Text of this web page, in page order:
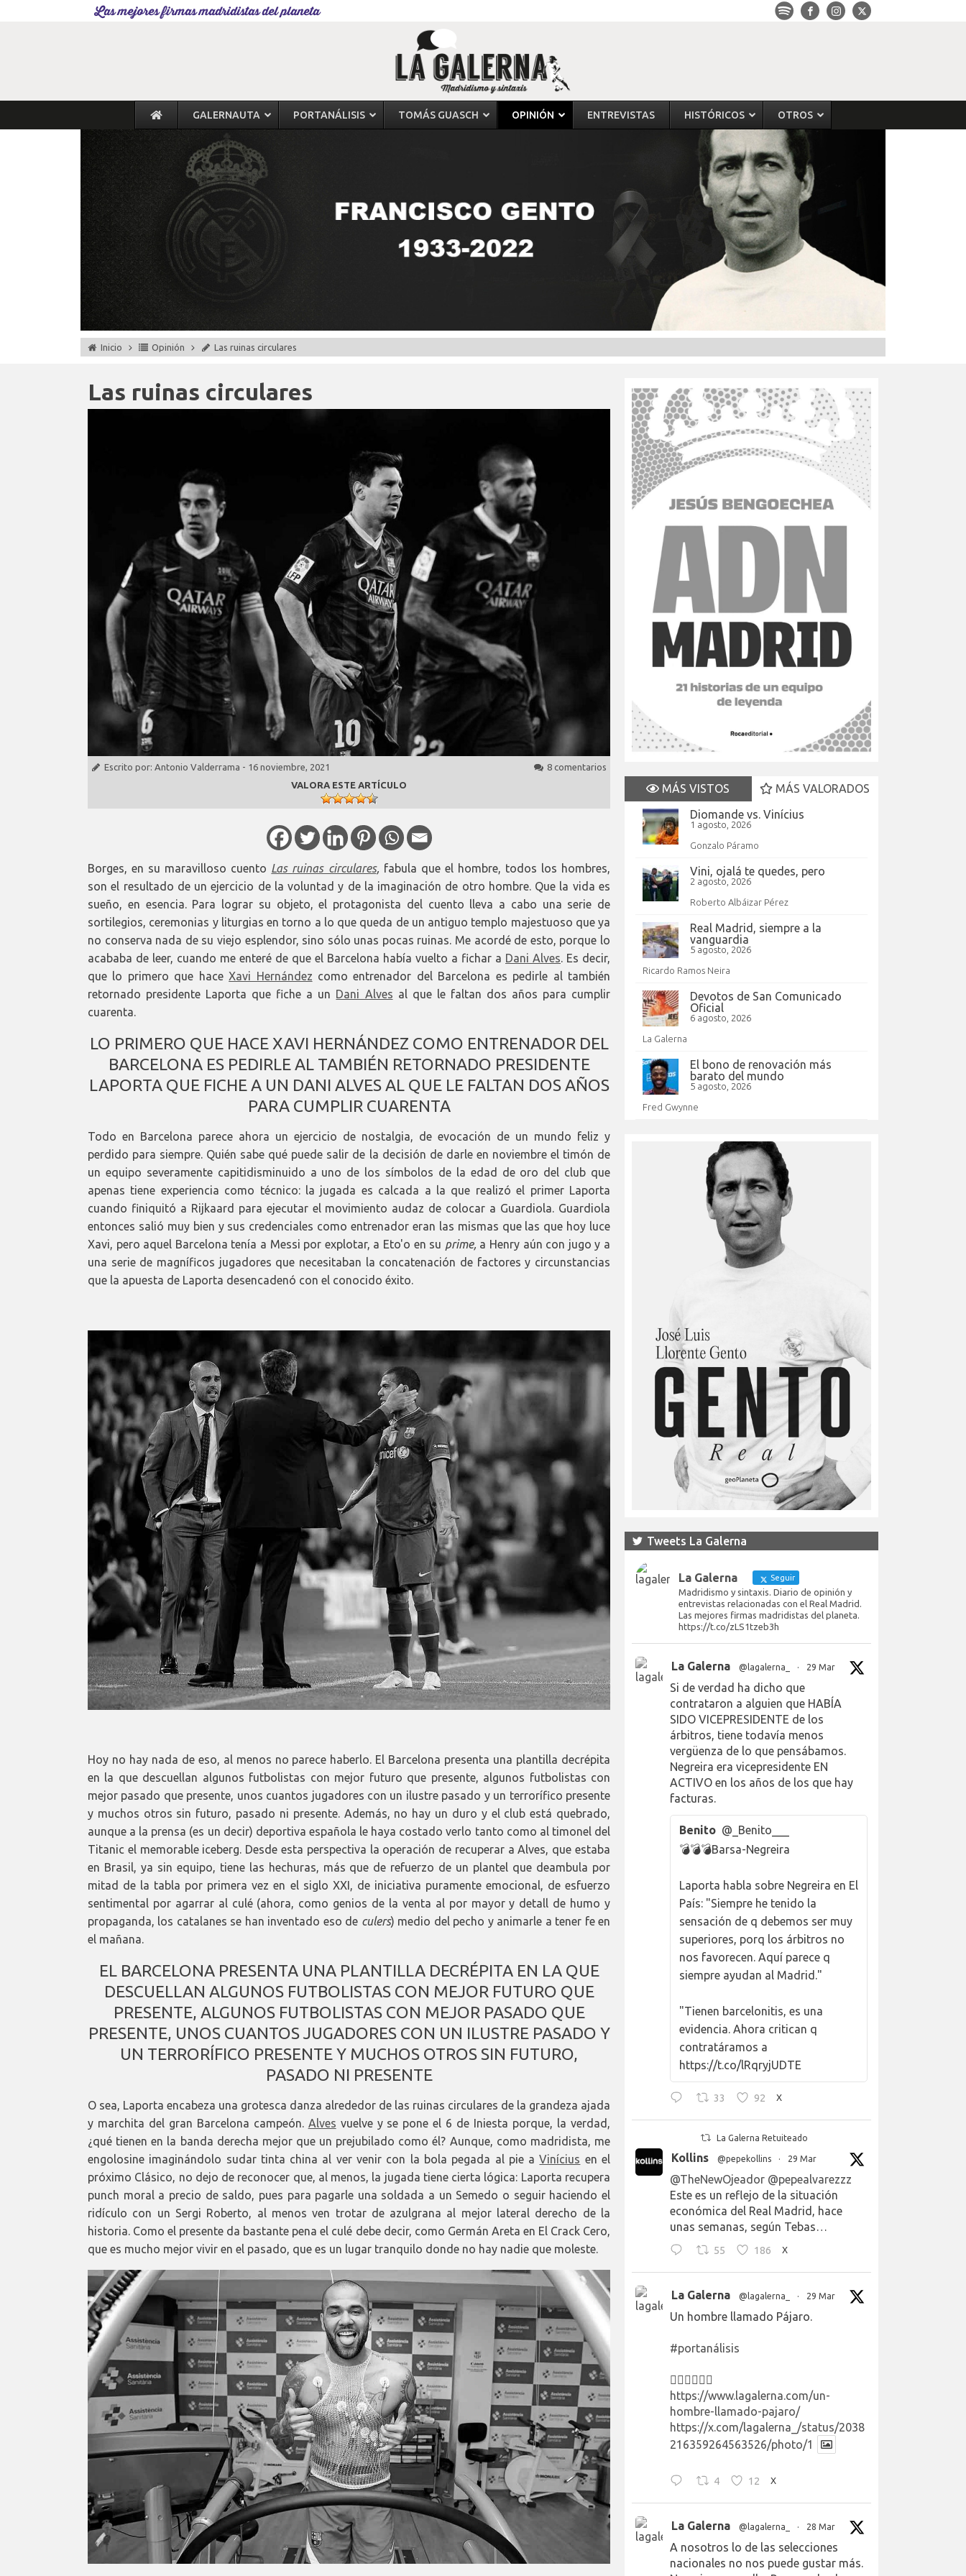
Las mejores firmas madridistas del planeta
GALERNAUTA PORTANÁLISIS TOMÁS GUASCH OPINIÓN ENTREVISTAS HISTÓRICOS OTROS
Inicio Opinión Las ruinas circulares
Las ruinas circulares
Escrito por: Antonio Valderrama - 16 noviembre, 2021
8 comentarios
VALORA ESTE ARTÍCULO
Borges, en su maravilloso cuento Las ruinas circulares, fabula que el hombre, todos los hombres,
son el resultado de un ejercicio de la voluntad y de la imaginación de otro hombre. Que la vida es
sueño, en esencia. Para lograr su objeto, el protagonista del cuento lleva a cabo una serie de
sortilegios, ceremonias y liturgias en torno a lo que queda de un antiguo templo majestuoso que ya
no conserva nada de su viejo esplendor, sino sólo unas pocas ruinas. Me acordé de esto, porque lo
acababa de leer, cuando me enteré de que el Barcelona había vuelto a fichar a Dani Alves. Es decir,
que lo primero que haceXavi Hernández como entrenador del Barcelona es pedirle al también
retornado presidente Laporta que fiche a un Dani Alves al que le faltan dos años para cumplir
cuarenta.
LO PRIMERO QUE HACE XAVI HERNÁNDEZ COMO ENTRENADOR DEL
BARCELONA ES PEDIRLE AL TAMBIÉN RETORNADO PRESIDENTE
LAPORTA QUE FICHE A UN DANI ALVES AL QUE LE FALTAN DOS AÑOS
PARA CUMPLIR CUARENTA
Todo en Barcelona parece ahora un ejercicio de nostalgia, de evocación de un mundo feliz y
perdido para siempre. Quién sabe qué puede salir de la decisión de darle en noviembre el timón de
un equipo severamente capitidisminuido a uno de los símbolos de la edad de oro del club que
apenas tiene experiencia como técnico: la jugada es calcada a la que realizó el primer Laporta
cuando finiquitó a Rijkaard para ejecutar el movimiento audaz de colocar a Guardiola. Guardiola
entonces salió muy bien y sus credenciales como entrenador eran las mismas que las que hoy luce
Xavi, pero aquel Barcelona tenía a Messi por explotar, a Eto'o en su prime, a Henry aún con jugo y a
una serie de magníficos jugadores que necesitaban la concatenación de factores y circunstancias
que la apuesta de Laporta desencadenó con el conocido éxito.
Hoy no hay nada de eso, al menos no parece haberlo. El Barcelona presenta una plantilla decrépita
en la que descuellan algunos futbolistas con mejor futuro que presente, algunos futbolistas con
mejor pasado que presente, unos cuantos jugadores con un ilustre pasado y un terrorífico presente
y muchos otros sin futuro, pasado ni presente. Además, no hay un duro y el club está quebrado,
aunque a la prensa (es un decir) deportiva española le haya costado verlo tanto como al timonel del
Titanic el memorable iceberg. Desde esta perspectiva la operación de recuperar a Alves, que estaba
en Brasil, ya sin equipo, tiene las hechuras, más que de refuerzo de un plantel que deambula por
mitad de la tabla por primera vez en el siglo XXI, de iniciativa puramente emocional, de esfuerzo
sentimental por agarrar al culé (ahora, como genios de la venta al por mayor y detall de humo y
propaganda, los catalanes se han inventado eso de culers) medio del pecho y animarle a tener fe en
el mañana.
EL BARCELONA PRESENTA UNA PLANTILLA DECRÉPITA EN LA QUE
DESCUELLAN ALGUNOS FUTBOLISTAS CON MEJOR FUTURO QUE
PRESENTE, ALGUNOS FUTBOLISTAS CON MEJOR PASADO QUE
PRESENTE, UNOS CUANTOS JUGADORES CON UN ILUSTRE PASADO Y
UN TERRORÍFICO PRESENTE Y MUCHOS OTROS SIN FUTURO,
PASADO NI PRESENTE
O sea, Laporta encabeza una grotesca danza alrededor de las ruinas circulares de la grandeza ajada
y marchita del gran Barcelona campeón. Alves vuelve y se pone el 6 de Iniesta porque, la verdad,
¿qué tienen en la banda derecha mejor que un prejubilado como él? Aunque, como madridista, me
engolosine imaginándolo sudar tinta china al ver venir con la bola pegada al pie aVinícius en el
próximo Clásico, no dejo de reconocer que, al menos, la jugada tiene cierta lógica: Laporta recupera
punch moral a precio de saldo, pues para pagarle una soldada a un Semedo o seguir haciendo el
ridículo con un Sergi Roberto, al menos ven trotar de azulgrana al mejor lateral derecho de la
historia. Como el presente da bastante pena el culé debe decir, como Germán Areta en El Crack Cero,
que es mucho mejor vivir en el pasado, que es un lugar tranquilo donde no hay nadie que moleste.
MÁS VISTOS
MÁS VALORADOS
Diomande vs. Vinícius
1 agosto, 2026
Gonzalo Páramo
Vini, ojalá te quedes, pero
2 agosto, 2026
Roberto Albáizar Pérez
Real Madrid, siempre a la
vanguardia
5 agosto, 2026
Ricardo Ramos Neira
Devotos de San Comunicado
Oficial
6 agosto, 2026
La Galerna
El bono de renovación más
barato del mundo
5 agosto, 2026
Fred Gwynne
Tweets La Galerna
La Galerna Seguir
Madridismo y sintaxis. Diario de opinión y
entrevistas relacionadas con el Real Madrid.
Las mejores firmas madridistas del planeta.
https://t.co/zLS1tzeb3h
La Galerna @lagalerna_ · 29 Mar
Si de verdad ha dicho que
contrataron a alguien que HABÍA
SIDO VICEPRESIDENTE de los
árbitros, tiene todavía menos
vergüenza de lo que pensábamos.
Negreira era vicepresidente EN
ACTIVO en los años de los que hay
facturas.
Benito @_Benito___
💣💣💣Barsa-Negreira
Laporta habla sobre Negreira en El
País: "Siempre he tenido la
sensación de q debemos ser muy
superiores, porq los árbitros no
nos favorecen. Aquí parece q
siempre ayudan al Madrid."
"Tienen barcelonitis, es una
evidencia. Ahora critican q
contratáramos a
https://t.co/lRqryjUDTE
33 92 X
La Galerna Retuiteado
Kollins @pepekollins · 29 Mar
@TheNewOjeador @pepealvarezzz
Este es un reflejo de la situación
económica del Real Madrid, hace
unas semanas, según Tebas…
55 186 X
La Galerna @lagalerna_ · 29 Mar
Un hombre llamado Pájaro.
#portanálisis
👉🏻👉🏻👉🏻
https://www.lagalerna.com/un-
hombre-llamado-pajaro/
https://x.com/lagalerna_/status/2038
216359264563526/photo/1
4 12 X
La Galerna @lagalerna_ · 28 Mar
A nosotros lo de las selecciones
nacionales no nos puede gustar más.